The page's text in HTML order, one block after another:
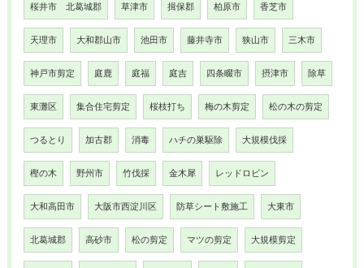
桜井市 北葛城郡 草津市 揖保郡 柏原市 香芝市
天理市 大和郡山市 池田市 藤井寺市 狭山市 三木市
神戸市剪定 庭鹿 庭福 庭吉 四条畷市 摂津市 除草
東灘区 集合住宅剪定 桜枝打ち 梅の木剪定 松の木の剪定
つるとり 加古郡 消毒 ハチの巣駆除 大規模伐採
樫の木 野州市 竹伐採 金木犀 レッドロビン
大和高田市 大阪市西淀川区 防草シート敷施工 大東市
北葛城郡 高砂市 松の剪定 マツの剪定 大規模剪定